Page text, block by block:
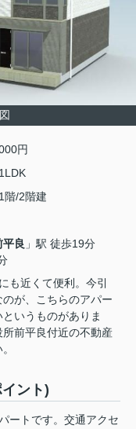
円
1LDK
1階/2階建
平良 」駅 徒歩19分
も近くて便利。今引
が、こちらのアパー
いうものがありま
前平良付近の不動産
ント)
ートです。交通アクセ